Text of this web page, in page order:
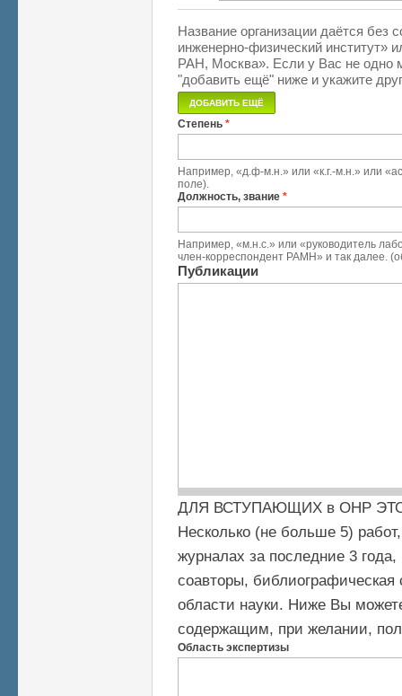
Название организации даётся без
инженерно-физический институт»
РАН, Москва». Если у Вас не одно
"добавить ещё" ниже и укажите
Степень *
Например, «д.ф-м.н.» или «к.г.-м.н.» или
поле).
Должность, звание *
Например, «м.н.с.» или «руководитель
член-корреспондент РАМН» и так далее.
Публикации
ДЛЯ ВСТУПАЮЩИХ в ОНР
Несколько (не больше 5)
журналах за последние 3
соавторы,
области науки. Ниже Вы
содержащим, при желании,
Область экспертизы